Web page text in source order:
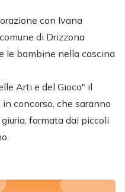
con Ivana
di Drizzona
le bambine nella cascina
Arti e del Gioco" il
concorso, che saranno
formata dai piccoli